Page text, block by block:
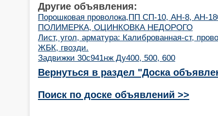
Другие объявления:
Порошковая проволока,ПП СП-10, АН-8, АН-
ПОЛИМЕРКА, ОЦИНКОВКА НЕДОРОГО
Лист, угол, арматура: Калиброванная-ст,
ЖБК, гвозди.
Задвижки 30с941нж Ду400, 500, 600
Вернуться в раздел "Доска
Поиск по доске объявлений >>